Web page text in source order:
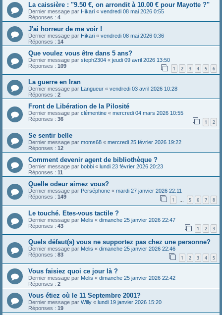
La caissière : "9.50 €, on arrondit à 10.00 € pour Mayotte ?"
Dernier message par Hikari « vendredi 08 mai 2026 0:55
Réponses : 4
J'ai horreur de me voir !
Dernier message par Hikari « vendredi 08 mai 2026 0:36
Réponses : 14
Que voulez vous être dans 5 ans?
Dernier message par steph2304 « jeudi 09 avril 2026 13:50
Réponses : 109 1 2 3 4 5 6
La guerre en Iran
Dernier message par Langueur « vendredi 03 avril 2026 10:28
Réponses : 2
Front de Libération de la Pilosité
Dernier message par clémentine « mercredi 04 mars 2026 10:55
Réponses : 36 1 2
Se sentir belle
Dernier message par moms68 « mercredi 25 février 2026 19:22
Réponses : 12
Comment devenir agent de bibliothèque ?
Dernier message par bobbi « lundi 23 février 2026 20:23
Réponses : 11
Quelle odeur aimez vous?
Dernier message par Perséphone « mardi 27 janvier 2026 22:11
Réponses : 149 1 … 5 6 7 8
Le touché. Etes-vous tactile ?
Dernier message par Melis « dimanche 25 janvier 2026 22:47
Réponses : 43 1 2 3
Quels défaut(s) vous ne supportez pas chez une personne?
Dernier message par Melis « dimanche 25 janvier 2026 22:46
Réponses : 83 1 2 3 4 5
Vous faisiez quoi ce jour là ?
Dernier message par Melis « dimanche 25 janvier 2026 22:42
Réponses : 2
Vous étiez où le 11 Septembre 2001?
Dernier message par Willy « lundi 19 janvier 2026 15:20
Réponses : 19